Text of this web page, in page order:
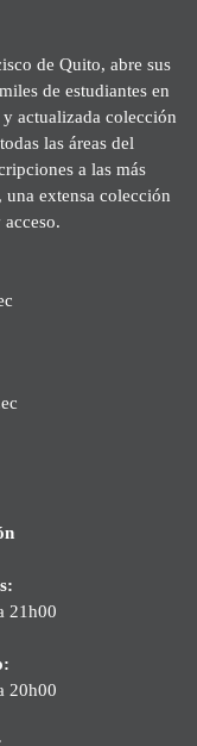
de Quito, abre sus
de estudiantes en
actualizada colección
las áreas del
a las más
extensa colección
21h00
20h00